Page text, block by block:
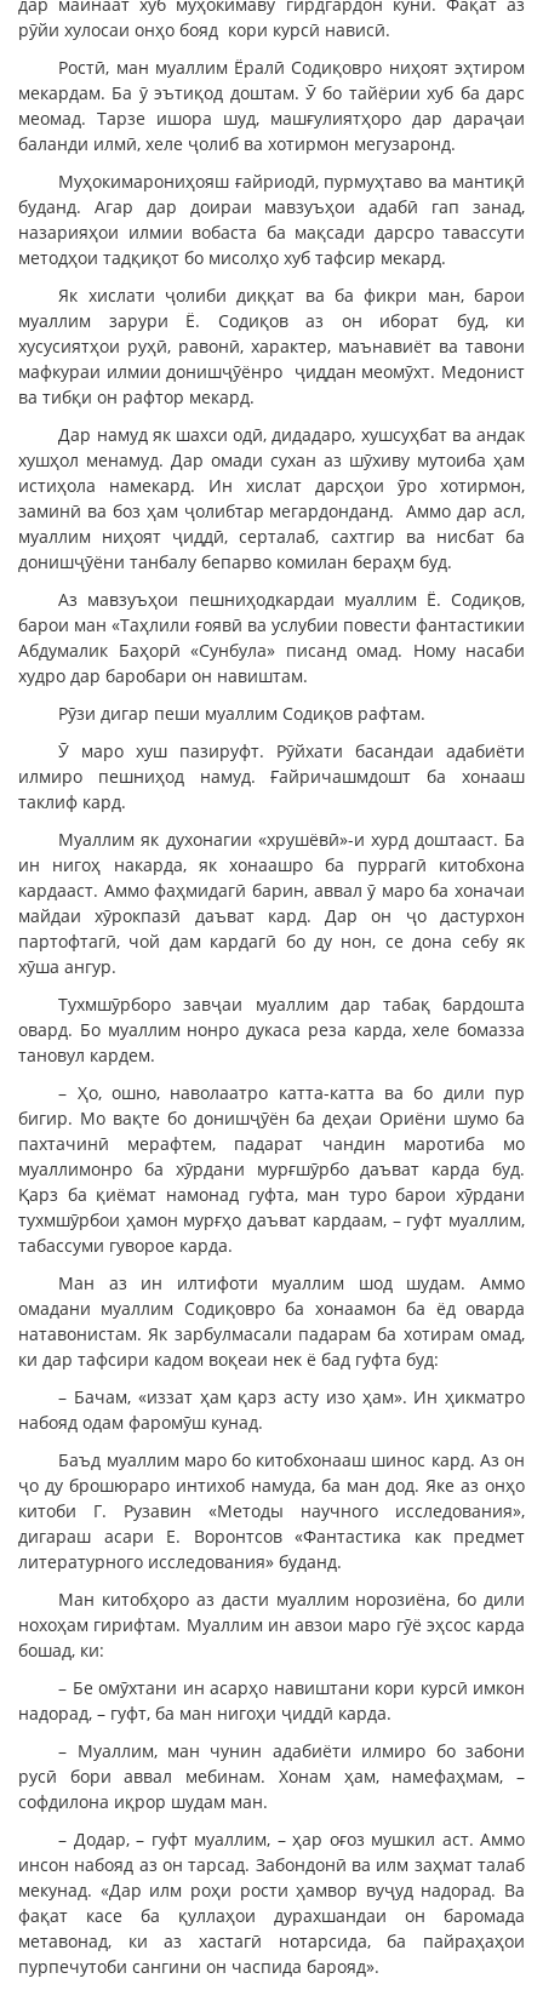
рӯйи хулосаи онҳо бояд кори курсӣ нависӣ.
Ростӣ, ман муаллим Ёралӣ Содиқовро ниҳоят эҳтиром
мекардам. Ба ӯ эътиқод доштам. Ӯ бо тайёрии хуб ба дарс
меомад. Тарзе ишора шуд, машғулиятҳоро дар дараҷаи
баланди илмӣ, хеле ҷолиб ва хотирмон мегузаронд.
Муҳокимарониҳояш ғайриодӣ, пурмуҳтаво ва мантиқӣ
буданд. Агар дар доираи мавзуъҳои адабӣ гап занад,
назарияҳои илмии вобаста ба мақсади дарсро тавассути
методҳои тадқиқот бо мисолҳо хуб тафсир мекард.
Як хислати ҷолиби диққат ва ба фикри ман, барои
муаллим зарури Ё. Содиқов аз он иборат буд, ки
хусусиятҳои руҳӣ, равонӣ, характер, маънавиёт ва тавони
мафкураи илмии донишҷӯёнро ҷиддан меомӯхт. Медонист
ва тибқи он рафтор мекард.
Дар намуд як шахси одӣ, дидадаро, хушсуҳбат ва андак
хушҳол менамуд. Дар омади сухан аз шӯхиву мутоиба ҳам
истиҳола намекард. Ин хислат дарсҳои ӯро хотирмон,
заминӣ ва боз ҳам ҷолибтар мегардонданд. Аммо дар асл,
муаллим ниҳоят ҷиддӣ, серталаб, сахтгир ва нисбат ба
донишҷӯёни танбалу бепарво комилан бераҳм буд.
Аз мавзуъҳои пешниҳодкардаи муаллим Ё. Содиқов,
барои ман «Таҳлили ғоявӣ ва услубии повести фантастикии
Абдумалик Баҳорӣ «Сунбула» писанд омад. Ному насаби
худро дар баробари он навиштам.
Рӯзи дигар пеши муаллим Содиқов рафтам.
Ӯ маро хуш пазируфт. Рӯйхати басандаи адабиёти
илмиро пешниҳод намуд. Ғайричашмдошт ба хонааш
таклиф кард.
Муаллим як духонагии «хрушёвӣ»-и хурд доштааст. Ба
ин нигоҳ накарда, як хонаашро ба пуррагӣ китобхона
кардааст. Аммо фаҳмидагӣ барин, аввал ӯ маро ба хоначаи
майдаи хӯрокпазӣ даъват кард. Дар он ҷо дастурхон
партофтагӣ, чой дам кардагӣ бо ду нон, се дона себу як
хӯша ангур.
Тухмшӯрборо завҷаи муаллим дар табақ бардошта
овард. Бо муаллим нонро дукаса реза карда, хеле бомазза
тановул кардем.
– Ҳо, ошно, наволаатро катта-катта ва бо дили пур
бигир. Мо вақте бо донишҷӯён ба деҳаи Ориёни шумо ба
пахтачинӣ мерафтем, падарат чандин маротиба мо
муаллимонро ба хӯрдани мурғшӯрбо даъват карда буд.
Қарз ба қиёмат намонад гуфта, ман туро барои хӯрдани
тухмшӯрбои ҳамон мурғҳо даъват кардаам, – гуфт муаллим,
табассуми гуворое карда.
Ман аз ин илтифоти муаллим шод шудам. Аммо
омадани муаллим Содиқовро ба хонаамон ба ёд оварда
натавонистам. Як зарбулмасали падарам ба хотирам омад,
ки дар тафсири кадом воқеаи нек ё бад гуфта буд:
– Бачам, «иззат ҳам қарз асту изо ҳам». Ин ҳикматро
набояд одам фаромӯш кунад.
Баъд муаллим маро бо китобхонааш шинос кард. Аз он
ҷо ду брошюраро интихоб намуда, ба ман дод. Яке аз онҳо
китоби Г. Рузавин «Методы научного исследования»,
дигараш асари Е. Воронтсов «Фантастика как предмет
литературного исследования» буданд.
Ман китобҳоро аз дасти муаллим норозиёна, бо дили
нохоҳам гирифтам. Муаллим ин авзои маро гӯё эҳсос карда
бошад, ки:
– Бе омӯхтани ин асарҳо навиштани кори курсӣ имкон
надорад, – гуфт, ба ман нигоҳи ҷиддӣ карда.
– Муаллим, ман чунин адабиёти илмиро бо забони
русӣ бори аввал мебинам. Хонам ҳам, намефаҳмам, –
софдилона иқрор шудам ман.
– Додар, – гуфт муаллим, – ҳар оғоз мушкил аст. Аммо
инсон набояд аз он тарсад. Забондонӣ ва илм заҳмат талаб
мекунад. «Дар илм роҳи рости ҳамвор вуҷуд надорад. Ва
фақат касе ба қуллаҳои дурахшандаи он баромада
метавонад, ки аз хастагӣ нотарсида, ба пайраҳаҳои
пурпечутоби сангини он часпида барояд».